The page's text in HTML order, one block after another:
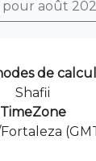
pour août
de calcul
Shafii
TimeZone